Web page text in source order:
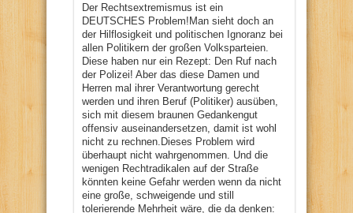
Der Rechtsextremismus ist ein
DEUTSCHES Problem!Man sieht doch an
der Hilflosigkeit und politischen Ignoranz bei
allen Politikern der großen Volksparteien.
Diese haben nur ein Rezept: Den Ruf nach
der Polizei! Aber das diese Damen und
Herren mal ihrer Verantwortung gerecht
werden und ihren Beruf (Politiker) ausüben,
sich mit diesem braunen Gedankengut
offensiv auseinandersetzen, damit ist wohl
nicht zu rechnen.Dieses Problem wird
überhaupt nicht wahrgenommen. Und die
wenigen Rechtradikalen auf der Straße
könnten keine Gefahr werden wenn da nicht
eine große, schweigende und still
tolerierende Mehrheit wäre, die da denken: